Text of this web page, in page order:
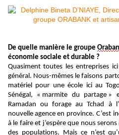
De quelle manière le groupe
économie sociale et durable ?
Quasiment toutes les entreprises
général. Nous-mêmes le faisons
matériel pour une école ici au
Sénégal, « marmite du partage
Ramadan ou forage au Tchad à
nouvelle agence en province. C’est
à le faire et j’espère que nous
des populations. Mais ce n’est